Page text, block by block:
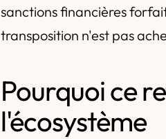
sanctions financières
transposition n'est pas
Pourquoi ce
l'écosystème